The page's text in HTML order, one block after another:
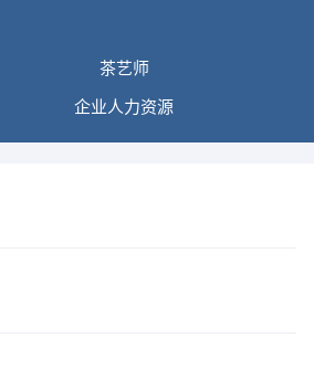
茶艺师
企业人力资源